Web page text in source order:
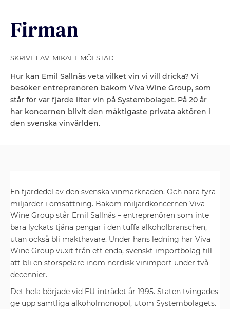
Firman
SKRIVET AV: MIKAEL MÖLSTAD
Hur kan Emil Sallnäs veta vilket vin vi vill dricka? Vi
besöker entreprenören bakom Viva Wine Group, som
står för var fjärde liter vin på Systembolaget. På 20 år
har koncernen blivit den mäktigaste privata aktören i
den svenska vinvärlden.
En fjärdedel av den svenska vin­marknaden. Och nära fyra
miljarder i ­omsättning. Bakom miljardkoncernen Viva
Wine Group står Emil Sallnäs – entreprenören som inte
bara lyckats tjäna pengar i den tuffa alkoholbranschen,
utan också bli makthavare. Under hans ledning har Viva
Wine Group vuxit från ett enda, svenskt importbolag till
att bli en storspelare inom nordisk vinimport under två
decennier.
Det hela började vid EU-inträdet år 1995. Staten tvingades
ge upp ­samtliga alkoholmonopol, utom System­bolagets.